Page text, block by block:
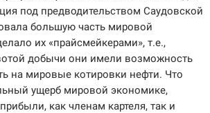
под предводительством Саудовской
большую часть мировой
их «прайсмейкерами», т.е.,
добычи они имели возможность
на мировые котировки нефти. Что
ущерб мировой экономике,
как членам картеля, так и